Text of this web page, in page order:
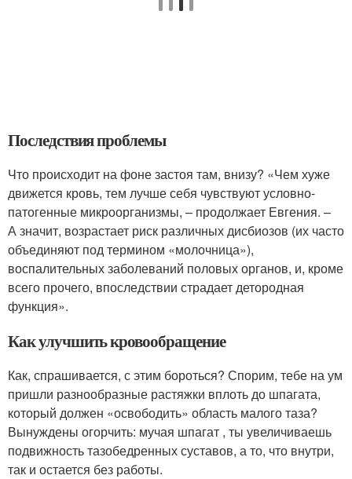
Последствия проблемы
Что происходит на фоне застоя там, внизу? «Чем хуже
движется кровь, тем лучше себя чувствуют условно-
патогенные микроорганизмы, – продолжает Евгения. –
А значит, возрастает риск различных дисбиозов (их часто
объединяют под термином «молочница»),
воспалительных заболеваний половых органов, и, кроме
всего прочего, впоследствии страдает детородная
функция».
Как улучшить кровообращение
Как, спрашивается, с этим бороться? Спорим, тебе на ум
пришли разнообразные растяжки вплоть до шпагата,
который должен «освободить» область малого таза?
Вынуждены огорчить: мучая шпагат , ты увеличиваешь
подвижность тазобедренных суставов, а то, что внутри,
так и остается без работы.